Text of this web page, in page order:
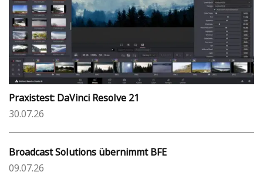
Praxistest: DaVinci Resolve 21
30.07.26
Broadcast Solutions übernimmt BFE
09.07.26